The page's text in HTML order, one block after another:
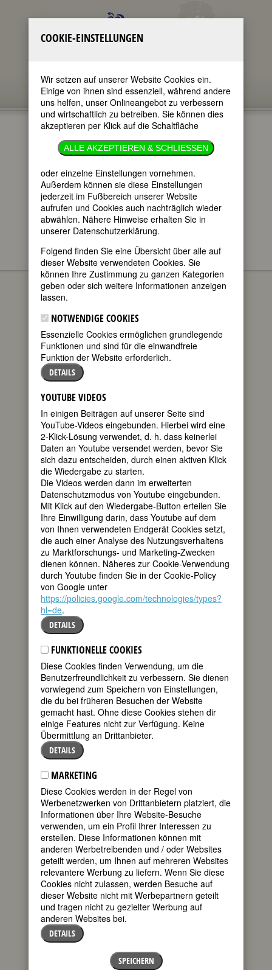
GEDENKTAGE
16.11.201665
im ganzen Text
nur in Titeln
Hier finden Sie - im täglichen Wechsel -
die aktuellen Gedenktage bedeutender
Frauen. Wenn Sie mehr über diese
Frauen wissen möchten oder sich über
kommende Gedenktage informieren
wollen, empfehlen wir Ihnen die
FemBio-Datenbank.
Zum heutigen Datum passen 43
Geburtstage
US-amerikanische Schriftstellerin
* 16. November 1915 in Hankow, China
† 14. Mai 2017 in Sleepy Hollow NY
Details
199680. Geburtstag:Sanna Marin
finnische Politikerin (SozDem Partei;
Premierministerin 2019-2023)
* 16. November 1985 in Helsinki
Details
199710. Geburtstag:Susanne Erding
deutsche Komponistin
* 16. November 1955 in Schwäbisch Hall
Details
199730. Geburtstag:
(eig. Ursula Horbach)
deutsche Schriftstellerin; Mordopfer
* 16. November 1935 in Bonn
† 27. Oktober 1986 in Châteauneuf-du-
Pape b. Avignon
Details
199730. Geburtstag:Elizabeth Drew
US-amerikanische Schriftstellerin
* 16. November 1935 in Cincinnati, OH
Details
199770. Geburtstag:
russische Zarentochter
* 16. November 1895
† 17. Juli 1918 in Jekaterinburg
Details
199790. Geburtstag:Else Thomann-
Buchholz
österreichisch-Schweizer Malerin
* 16. November 1875 in Wien
† 31. Januar 1918 in Zollikon
Details
199910. Geburtstag:
Amalie Ludecus geb. Kotzebue (Ps.
Amalie v. Berg)
deutsche Schriftstellerin
COOKIE-EINSTELLUNGEN
Wir setzen auf unserer Website Cookies ein.
Einige von ihnen sind essenziell, während andere
uns helfen, unser Onlineangebot zu verbessern
und wirtschaftlich zu betreiben. Sie können dies
akzeptieren per Klick auf die Schaltfläche
ALLE AKZEPTIEREN & SCHLIESSEN
oder einzelne Einstellungen vornehmen.
Außerdem können sie diese Einstellungen
jederzeit im Fußbereich unserer Website
aufrufen und Cookies auch nachträglich wieder
abwählen. Nähere Hinweise erhalten Sie in
unserer Datenschutzerklärung.
Folgend finden Sie eine Übersicht über alle auf
dieser Website verwendeten Cookies. Sie
können Ihre Zustimmung zu ganzen Kategorien
geben oder sich weitere Informationen anzeigen
lassen.
NOTWENDIGE COOKIES
Essenzielle Cookies ermöglichen grundlegende
Funktionen und sind für die einwandfreie
Funktion der Website erforderlich.
DETAILS
YOUTUBE VIDEOS
In einigen Beiträgen auf unserer Seite sind
YouTube-Videos eingebunden. Hierbei wird eine
2-Klick-Lösung verwendet, d. h. dass keinerlei
Daten an Youtube versendet werden, bevor Sie
sich dazu entscheiden, durch einen aktiven Klick
die Wiedergabe zu starten.
Die Videos werden dann im erweiterten
Datenschutzmodus von Youtube eingebunden.
Mit Klick auf den Wiedergabe-Button erteilen Sie
Ihre Einwilligung darin, dass Youtube auf dem
von Ihnen verwendeten Endgerät Cookies setzt,
die auch einer Analyse des Nutzungsverhaltens
zu Marktforschungs- und Marketing-Zwecken
dienen können. Näheres zur Cookie-Verwendung
durch Youtube finden Sie in der Cookie-Policy
von Google unter
https://policies.google.com/technologies/types?
hl=de.
DETAILS
FUNKTIONELLE COOKIES
Diese Cookies finden Verwendung, um die
Benutzerfreundlichkeit zu verbessern. Sie dienen
vorwiegend zum Speichern von Einstellungen,
die du bei früheren Besuchen der Website
gemacht hast. Ohne diese Cookies stehen dir
einige Features nicht zur Verfügung. Keine
Übermittlung an Drittanbieter.
DETAILS
MARKETING
Diese Cookies werden in der Regel von
Werbenetzwerken von Drittanbietern platziert, die
Informationen über Ihre Website-Besuche
verwenden, um ein Profil Ihrer Interessen zu
erstellen. Diese Informationen können mit
anderen Werbetreibenden und / oder Websites
geteilt werden, um Ihnen auf mehreren Websites
relevantere Werbung zu liefern. Wenn Sie diese
Cookies nicht zulassen, werden Besuche auf
dieser Website nicht mit Werbepartnern geteilt
und tragen nicht zu gezielter Werbung auf
anderen Websites bei.
DETAILS
SPEICHERN